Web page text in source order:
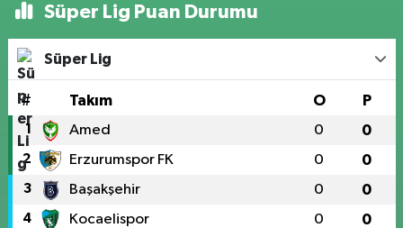
Süper Lig Puan Durumu
Süper Lig
# Takım O P
1 Amed 0 0
2 Erzurumspor FK 0 0
3 Başakşehir 0 0
4 Kocaelispor 0 0